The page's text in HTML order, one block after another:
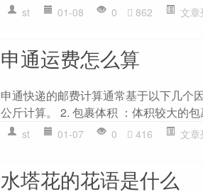
st 01-08 0 862 文章
申通运费怎么算
申通快递的邮费计算通常基于以下几个
公斤计算。 2. 包裹体积 ：体积较大的
st 01-07 0 416 文章
水塔花的花语是什么